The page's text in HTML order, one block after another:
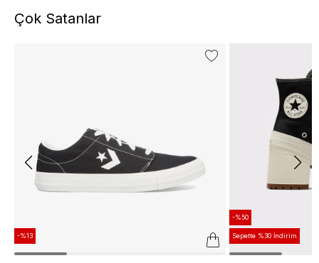
Çok Satanlar
-%13
-%50
Sepette %30 İndirim